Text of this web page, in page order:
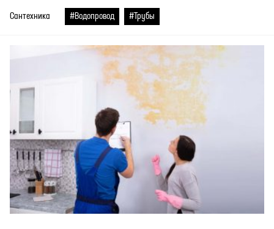
Сантехника #Водопровод #Трубы